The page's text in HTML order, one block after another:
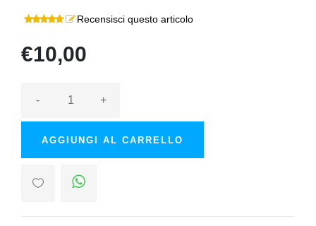
Recensisci questo articolo
€10,00
- +
AGGIUNGI AL CARRELLO